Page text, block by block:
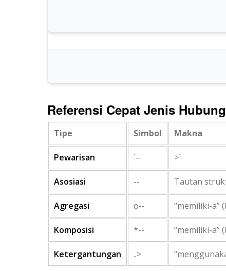
Referensi Cepat Jenis
Tipe Simbol Makna
Pewarisan `– >`
Asosiasi -- Tautan
Agregasi o-- “memiliki-a”
Komposisi *-- “memiliki-a”
Ketergantungan ..>